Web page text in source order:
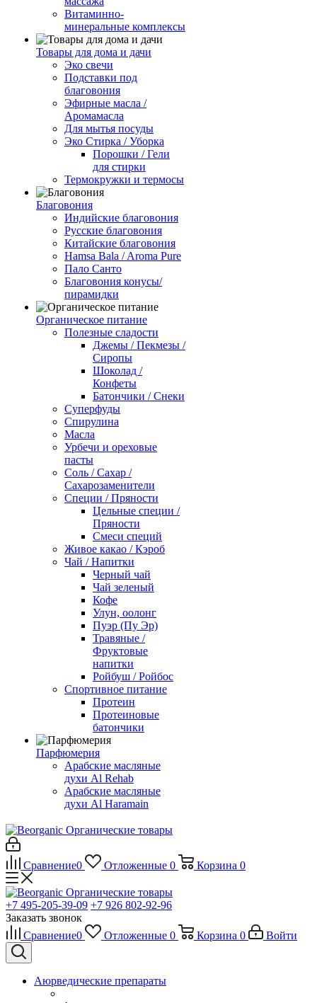
Витаминно-
минеральные комплексы
Товары для дома и дачи
Эко свечи
Подставки под
благовония
Эфирные масла /
Аромамасла
Для мытья посуды
Эко Стирка / Уборка
Порошки / Гели
для стирки
Термокружки и термосы
Благовония
Индийские благовония
Русские благовония
Китайские благовония
Hamsa Bala / Aroma Pure
Пало Санто
Благовония конусы/
пирамидки
Органическое питание
Полезные сладости
Джемы / Пекмезы /
Сиропы
Шоколад /
Конфеты
Батончики / Снеки
Суперфуды
Спирулина
Масла
Урбечи и ореховые
пасты
Соль / Сахар /
Сахарозаменители
Специи / Пряности
Цельные специи /
Пряности
Смеси специй
Живое какао / Кэроб
Чай / Напитки
Черный чай
Чай зеленый
Кофе
Улун, оолонг
Пуэр (Пу Эр)
Травяные /
Фруктовые
напитки
Ройбуш / Ройбос
Спортивное питание
Протеин
Протеиновые
батончики
Парфюмерия
Арабские масляные
духи Al Rehab
Арабские масляные
духи Al Haramain
Органические товары
Сравнение0 Отложенные 0 Корзина 0
Органические товары
+7 495-205-39-09 +7 926 802-92-96
Заказать звонок
Сравнение0 Отложенные 0 Корзина 0 Войти
Аюрведические препараты